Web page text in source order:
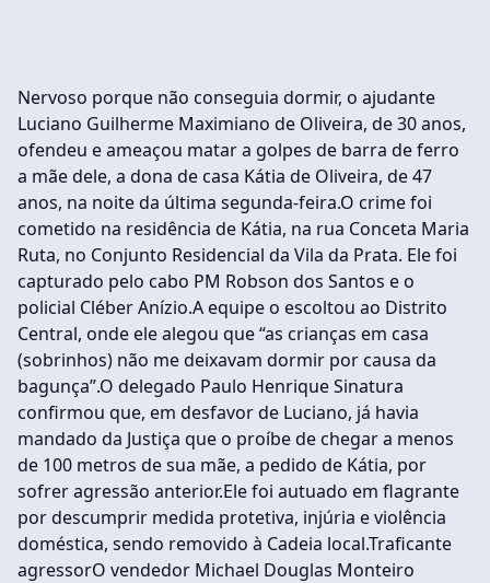
Nervoso porque não conseguia dormir, o ajudante
Luciano Guilherme Maximiano de Oliveira, de 30 anos,
ofendeu e ameaçou matar a golpes de barra de ferro
a mãe dele, a dona de casa Kátia de Oliveira, de 47
anos, na noite da última segunda-feira.O crime foi
cometido na residência de Kátia, na rua Conceta Maria
Ruta, no Conjunto Residencial da Vila da Prata. Ele foi
capturado pelo cabo PM Robson dos Santos e o
policial Cléber Anízio.A equipe o escoltou ao Distrito
Central, onde ele alegou que “as crianças em casa
(sobrinhos) não me deixavam dormir por causa da
bagunça”.O delegado Paulo Henrique Sinatura
confirmou que, em desfavor de Luciano, já havia
mandado da Justiça que o proíbe de chegar a menos
de 100 metros de sua mãe, a pedido de Kátia, por
sofrer agressão anterior.Ele foi autuado em flagrante
por descumprir medida protetiva, injúria e violência
doméstica, sendo removido à Cadeia local.Traficante
agressorO vendedor Michael Douglas Monteiro